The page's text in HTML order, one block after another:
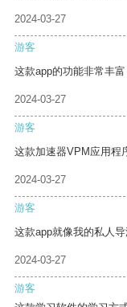
2024-03-27
游客
这款app的功能非常丰
2024-03-27
游客
这款加速器VPM应用程
2024-03-27
游客
这款app就像我的私人
2024-03-27
游客